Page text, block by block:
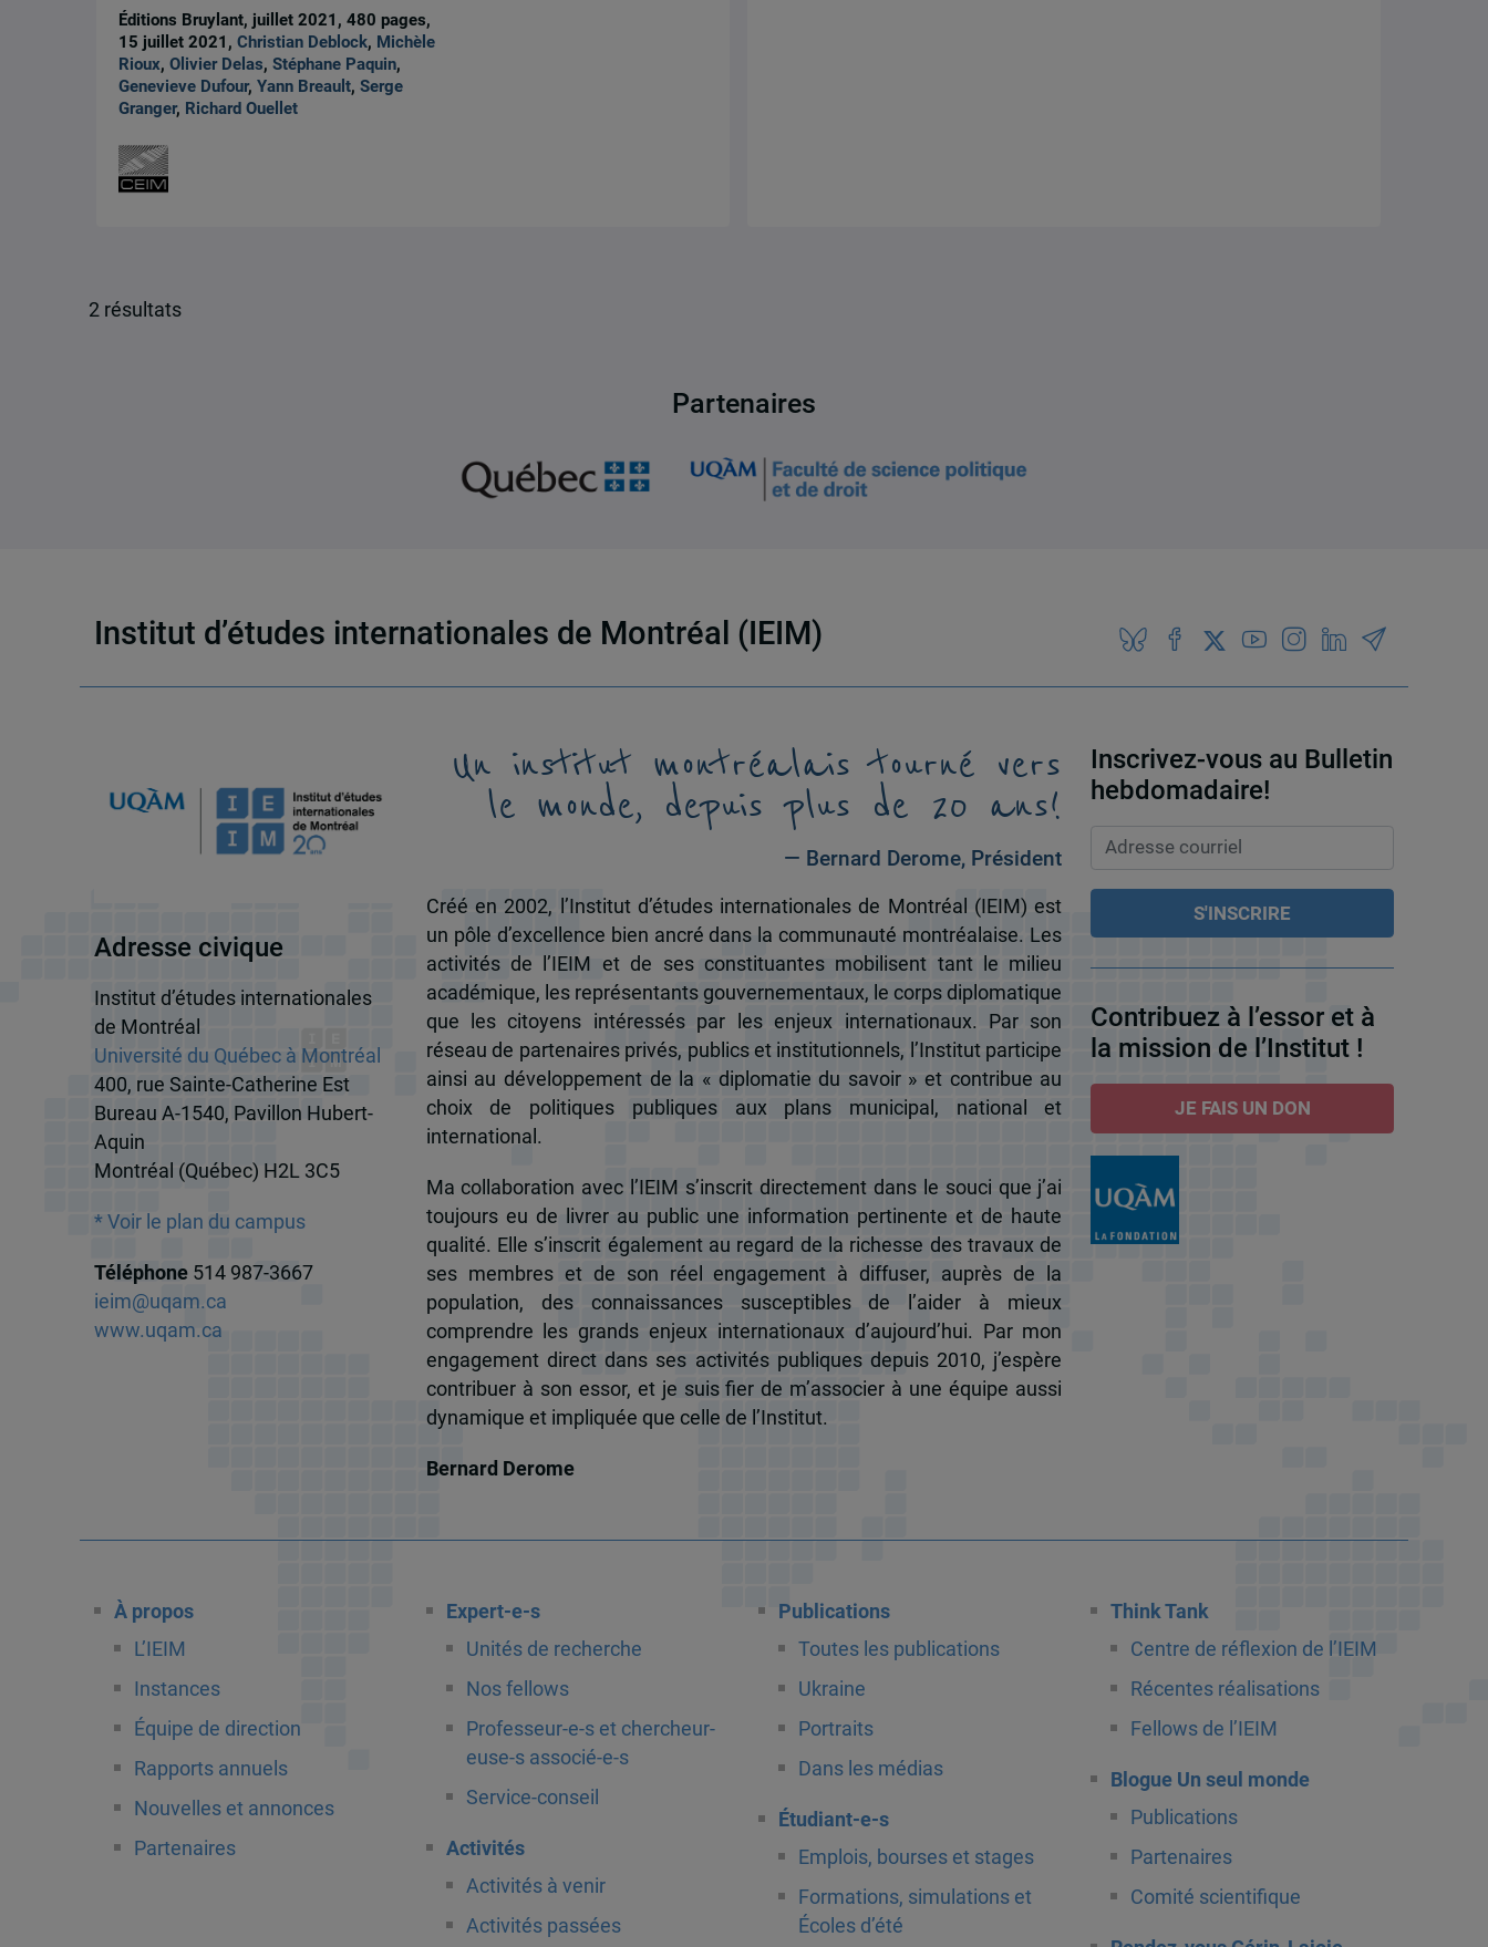
Éditions Bruylant, juillet 2021, 480 pages,
15 juillet 2021,Christian Deblock, Michèle
Rioux,Olivier Delas,Stéphane Paquin,
Genevieve Dufour,Yann Breault,Serge
Granger, Richard Ouellet
2 résultats
Partenaires
Institut d’études internationales de Montréal (IEIM)
Adresse civique
Institut d’études internationales
de Montréal
Université du Québec à Montréal
400, rue Sainte-Catherine Est
Bureau A-1540, Pavillon Hubert-
Aquin
Montréal (Québec) H2L 3C5
* Voir le plan du campus
Téléphone 514 987-3667
ieim@uqam.ca
www.uqam.ca
Un institut montréalais tourné vers
le monde, depuis plus de 20 ans!
— Bernard Derome, Président
Créé en 2002, l’Institut d’études internationales de Montréal (IEIM) est
un pôle d’excellence bien ancré dans la communauté montréalaise. Les
activités de l’IEIM et de ses constituantes mobilisent tant le milieu
académique, les représentants gouvernementaux, le corps diplomatique
que les citoyens intéressés par les enjeux internationaux. Par son
réseau de partenaires privés, publics et institutionnels, l’Institut participe
ainsi au développement de la « diplomatie du savoir » et contribue au
choix de politiques publiques aux plans municipal, national et
international.
Ma collaboration avec l’IEIM s’inscrit directement dans le souci que j’ai
toujours eu de livrer au public une information pertinente et de haute
qualité. Elle s’inscrit également au regard de la richesse des travaux de
ses membres et de son réel engagement à diffuser, auprès de la
population, des connaissances susceptibles de l’aider à mieux
comprendre les grands enjeux internationaux d’aujourd’hui. Par mon
engagement direct dans ses activités publiques depuis 2010, j’espère
contribuer à son essor, et je suis fier de m’associer à une équipe aussi
dynamique et impliquée que celle de l’Institut.
Bernard Derome
Inscrivez-vous au Bulletin
hebdomadaire!
Contribuez à l’essor et à
la mission de l’Institut !
JE FAIS UN DON
À propos
L’IEIM
Instances
Équipe de direction
Rapports annuels
Nouvelles et annonces
Partenaires
Expert-e-s
Unités de recherche
Nos fellows
Professeur-e-s et chercheur-
euse-s associé-e-s
Service-conseil
Activités
Activités à venir
Activités passées
Publications
Toutes les publications
Ukraine
Portraits
Dans les médias
Étudiant-e-s
Emplois, bourses et stages
Formations, simulations et
Écoles d’été
Think Tank
Centre de réflexion de l’IEIM
Récentes réalisations
Fellows de l’IEIM
Blogue Un seul monde
Publications
Partenaires
Comité scientifique